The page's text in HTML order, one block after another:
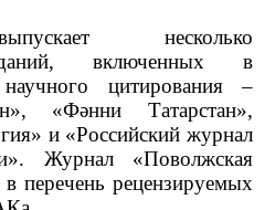
несколько
включенных в
цитирования –
«Фәнни Татарстан»,
и «Российский журнал
Журнал «Поволжская
перечень рецензируемых